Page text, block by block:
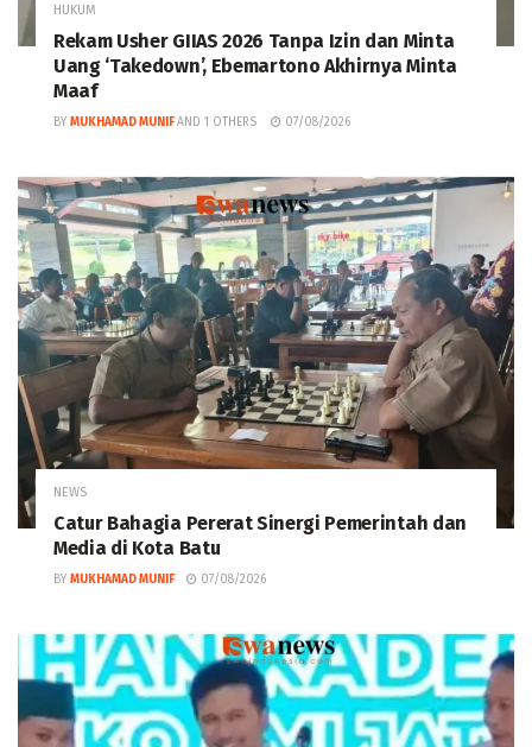
HUKUM
Rekam Usher GIIAS 2026 Tanpa Izin dan Minta
Uang ‘Takedown’, Ebemartono Akhirnya Minta
Maaf
BY MUKHAMAD MUNIF AND 1 OTHERS 07/08/2026
NEWS
Catur Bahagia Pererat Sinergi Pemerintah dan
Media di Kota Batu
BY MUKHAMAD MUNIF 07/08/2026